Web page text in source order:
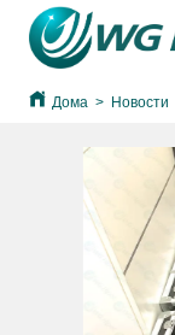
Дома > Новости